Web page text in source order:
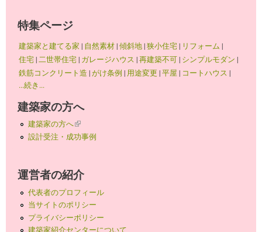
特集ページ
建築家と建てる家 | 自然素材|傾斜地|狭小住宅| リフォーム |
住宅| 二世帯住宅| ガレージハウス |再建築不可| シンプルモダン |
鉄筋コンクリート造 |がけ条例 | 用途変更 |平屋 | コートハウス |
...続き...
建築家の方へ
建築家の方へ(link is external)
設計受注・成功事例
運営者の紹介
代表者のプロフィール
当サイトのポリシー
プライバシーポリシー
建築家紹介センターについて